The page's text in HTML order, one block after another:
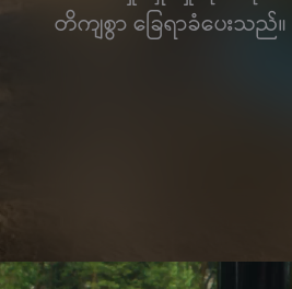
တိကျစွာ ခြေရာခံပေးသည်။